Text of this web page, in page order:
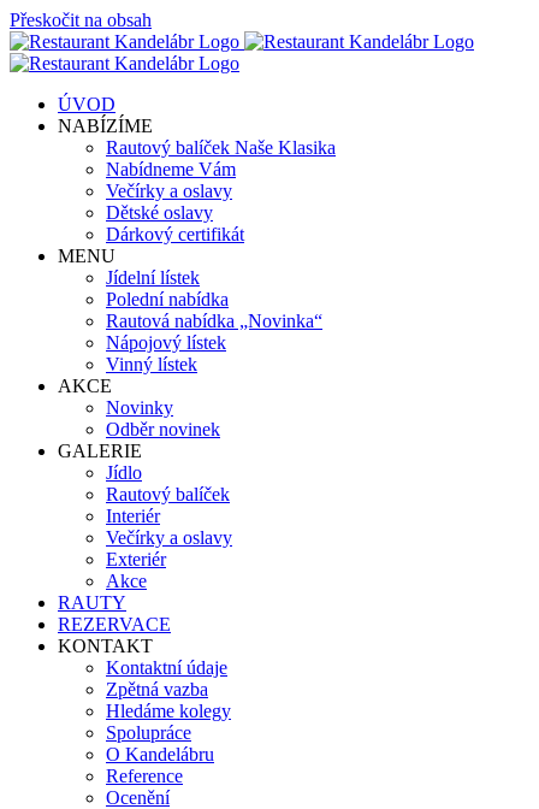
Přeskočit na obsah
ÚVOD
NABÍZÍME
Rautový balíček Naše Klasika
Nabídneme Vám
Večírky a oslavy
Dětské oslavy
Dárkový certifikát
MENU
Jídelní lístek
Polední nabídka
Rautová nabídka „Novinka“
Nápojový lístek
Vinný lístek
AKCE
Novinky
Odběr novinek
GALERIE
Jídlo
Rautový balíček
Interiér
Večírky a oslavy
Exteriér
Akce
RAUTY
REZERVACE
KONTAKT
Kontaktní údaje
Zpětná vazba
Hledáme kolegy
Spolupráce
O Kandelábru
Reference
Ocenění